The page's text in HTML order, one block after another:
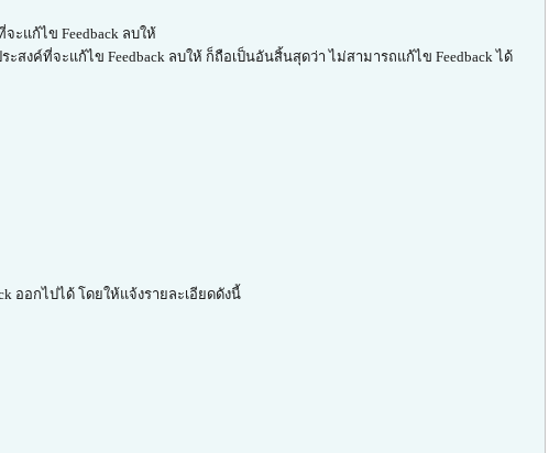
ะแก้ไข Feedback ลบให้
งค์ที่จะแก้ไข Feedback ลบให้ ก็ถือเป็นอันสิ้นสุดว่า ไม่สามารถแก้ไข Feedback ได้
ออกไปได้ โดยให้แจ้งรายละเอียดดังนี้